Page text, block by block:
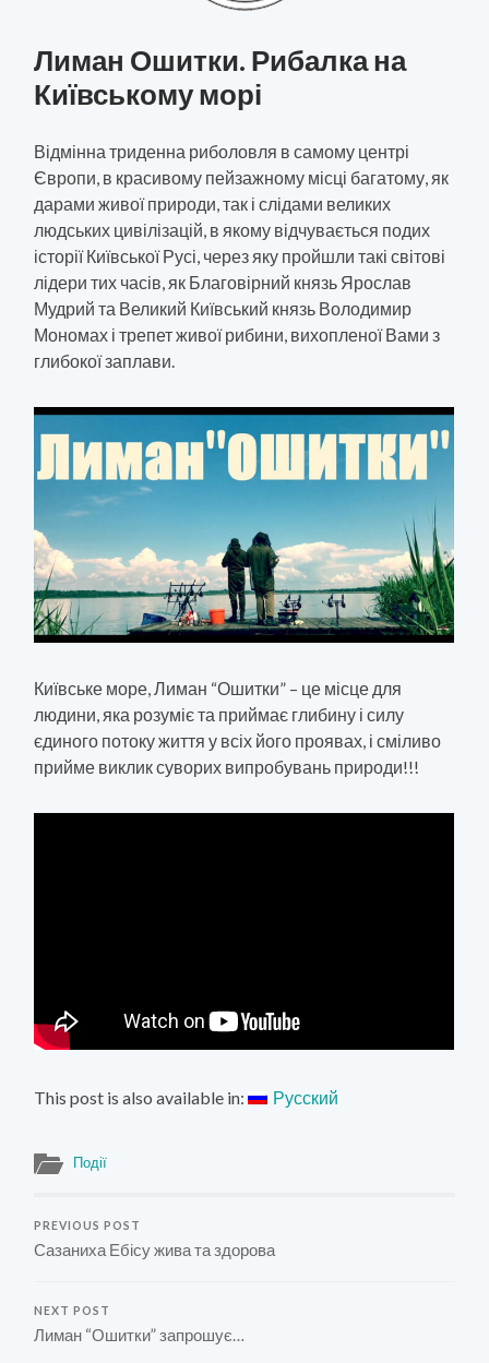
Лиман Ошитки. Рибалка на
Київському морі
Відмінна триденна риболовля в самому центрі
Європи, в красивому пейзажному місці багатому, як
дарами живої природи, так і слідами великих
людських цивілізацій, в якому відчувається подих
історії Київської Русі, через яку пройшли такі світові
лідери тих часів, як Благовірний князь Ярослав
Мудрий та Великий Київський князь Володимир
Мономах і трепет живої рибини, вихопленої Вами з
глибокої заплави.
Київське море, Лиман “Ошитки” – це місце для
людини, яка розуміє та приймає глибину і силу
єдиного потоку життя у всіх його проявах, і сміливо
прийме виклик суворих випробувань природи!!!
This post is also available in: Русский
Події
PREVIOUS POST
Сазаниха Ебісу жива та здорова
NEXT POST
Лиман “Ошитки” запрошує…